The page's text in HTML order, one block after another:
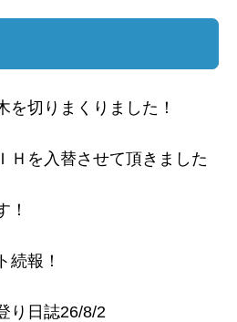
を切りまくりました！
Ｈを入替させて頂きました
！
続報！
り日誌26/8/2